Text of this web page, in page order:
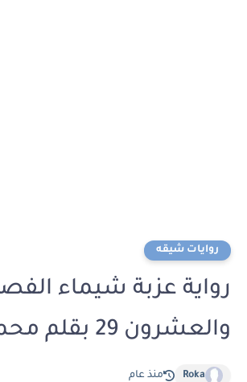
روايات شيقه
رواية عزبة شيماء
والعشرون 29 بقلم محمد طه
Roka منذ عام